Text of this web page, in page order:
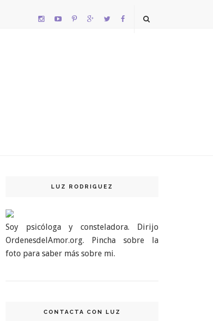
LUZ RODRIGUEZ
Soy psicóloga y consteladora. Dirijo
OrdenesdelAmor.org. Pincha sobre la
foto para saber más sobre mi.
CONTACTA CON LUZ